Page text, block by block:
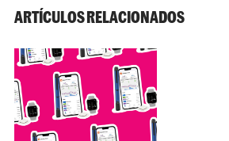
ARTÍCULOS RELACIONADOS